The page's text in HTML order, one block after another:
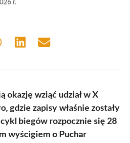
r.
Share Share
okazję wziąć udział w X
gdzie zapisy właśnie zostały
biegów rozpocznie się 28
wyścigiem o Puchar